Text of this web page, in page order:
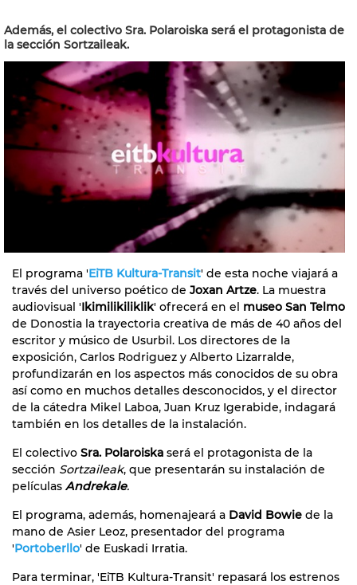
Además, el colectivo Sra. Polaroiska será el protagonista de
la sección Sortzaileak.
El programa 'EiTB Kultura-Transit' de esta noche viajará a
través del universo poético de Joxan Artze. La muestra
audiovisual 'Ikimilikiliklik' ofrecerá en el museo San Telmo
de Donostia la trayectoria creativa de más de 40 años del
escritor y músico de Usurbil. Los directores de la
exposición, Carlos Rodriguez y Alberto Lizarralde,
profundizarán en los aspectos más conocidos de su obra
así como en muchos detalles desconocidos, y el director
de la cátedra Mikel Laboa, Juan Kruz Igerabide, indagará
también en los detalles de la instalación.
El colectivo Sra. Polaroiska será el protagonista de la
sección Sortzaileak, que presentarán su instalación de
películas Andrekale.
El programa, además, homenajeará a David Bowie de la
mano de Asier Leoz, presentador del programa
'Portoberllo' de Euskadi Irratia.
Para terminar, 'EiTB Kultura-Transit' repasará los estrenos